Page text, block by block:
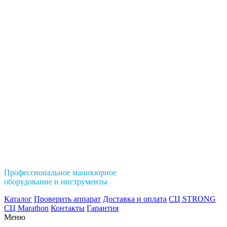
Профессиональное маникюрное
оборудование и инструменты
Каталог Проверить аппарат Доставка и оплата СЦ STRONG
СЦ Marathon Контакты Гарантия
Меню